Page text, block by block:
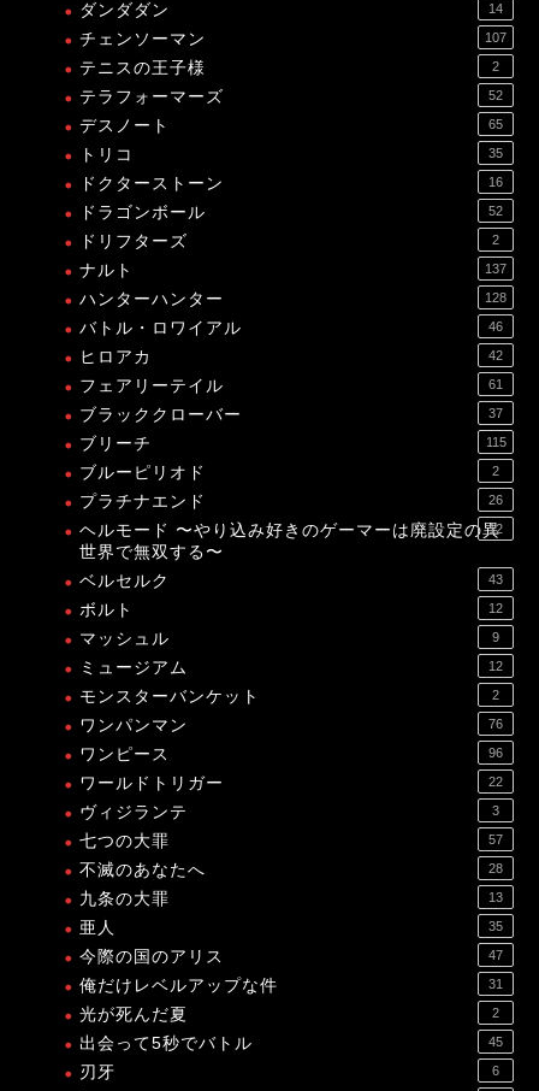
ダンダダン 14
チェンソーマン 107
テニスの王子様 2
テラフォーマーズ 52
デスノート 65
トリコ 35
ドクターストーン 16
ドラゴンボール 52
ドリフターズ 2
ナルト 137
ハンターハンター 128
バトル・ロワイアル 46
ヒロアカ 42
フェアリーテイル 61
ブラッククローバー 37
ブリーチ 115
ブルーピリオド 2
プラチナエンド 26
ヘルモード 〜やり込み好きのゲーマーは廃設定の異
世界で無双する〜
12
ベルセルク 43
ボルト 12
マッシュル 9
ミュージアム 12
モンスターバンケット 2
ワンパンマン 76
ワンピース 96
ワールドトリガー 22
ヴィジランテ 3
七つの大罪 57
不滅のあなたへ 28
九条の大罪 13
亜人 35
今際の国のアリス 47
俺だけレベルアップな件 31
光が死んだ夏 2
出会って5秒でバトル 45
刃牙 6